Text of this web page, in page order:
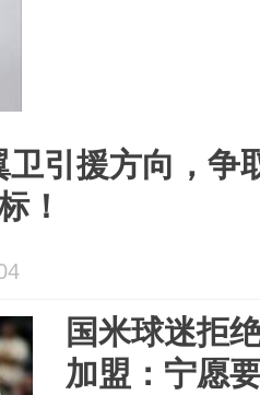
卫引援方向，争
！
国米球迷拒
加盟：宁愿